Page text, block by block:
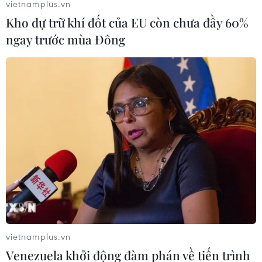
Khánh Hòa: Vỡ kênh thoát lũ Đường Đệ,
nhiều nhà dân bị ngập
Kênh thoát lũ Đường Đệ ở tỉnh Khánh Hòa bị vỡ một
đoạn dài hơn 7m, khiến một lượng lớn nước tràn xuống
khu dân cư và làm cho nhiều nhà dân bị ngập.
vietnamplus.vn
Kho dự trữ khí đốt của EU còn chưa đầy 60%
ngay trước mùa Đông
vietnamplus.vn
Venezuela khởi động đàm phán về tiến trình